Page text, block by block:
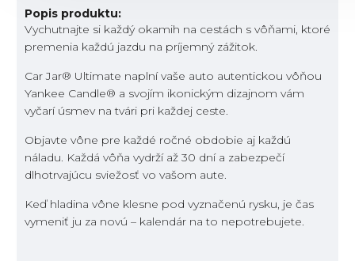
Popis produktu:
Vychutnajte si každý okamih na cestách s vôňami, ktoré
premenia každú jazdu na príjemný zážitok.
Car Jar® Ultimate naplní vaše auto autentickou vôňou
Yankee Candle® a svojím ikonickým dizajnom vám
vyčarí úsmev na tvári pri každej ceste.
Objavte vône pre každé ročné obdobie aj každú
náladu. Každá vôňa vydrží až 30 dní a zabezpečí
dlhotrvajúcu sviežosť vo vašom aute.
Keď hladina vône klesne pod vyznačenú rysku, je čas
vymeniť ju za novú – kalendár na to nepotrebujete.